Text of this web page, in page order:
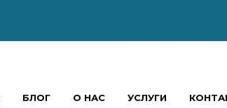
БЛОГ О НАС УСЛУГИ